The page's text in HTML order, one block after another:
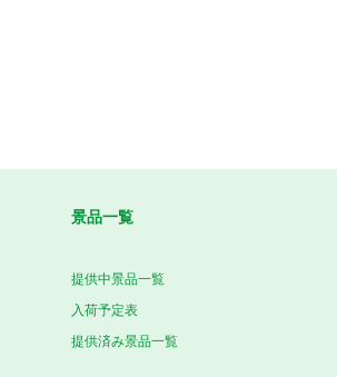
景品一覧
提供中景品一覧
入荷予定表
提供済み景品一覧